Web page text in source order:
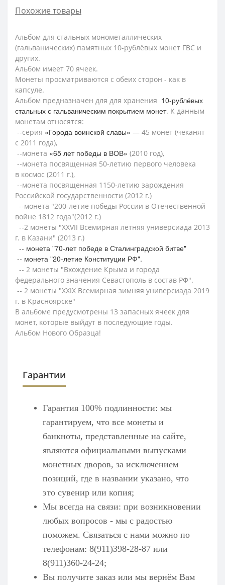
Похожие товары
Альбом для стальных монометаллических
(гальванических) памятных 10-рублёвых монет ГВС и
других.
Альбом имеет 70 ячеек.
Монеты просматриваются с обеих сторон - как в
капсуле.
Альбом предназначен для для хранения 10-рублёвых
стальных с гальваническим покрытием монет. К данным
монетам относятся:
--серия «Города воинской славы» — 45 монет (чеканят
с 2011 года),
--монета «65 лет победы в ВОВ» (2010 год),
--монета посвященная 50-летию первого человека
в космос (2011 г.),
--монета посвященная 1150-летию зарождения
Российской государственности (2012 г.)
--монета "200-летие победы России в Отечественной
войне 1812 года"(2012 г.)
--2 монеты "ХХVII Всемирная летняя универсиада 2013
г. в Казани" (2013 г.)
-- монета "70-лет победе в Сталинградской битве"
-- монета "20-летие Конституции РФ".
-- 2 монеты "Вхождение Крыма и города
федерального значения Севастополь в состав РФ".
-- 2 монеты "XXIX Всемирная зимняя универсиада 2019
г. в Красноярске"
В альбоме предусмотрены 13 запасных ячеек для
монет, которые выйдут в последующие годы.
Альбом Нового Образца!
Гарантии
Гарантия 100% подлинности: мы
гарантируем, что все монеты и
банкноты, представленные на сайте,
являются официальными выпусками
монетных дворов, за исключением
позиций, где в названии указано, что
это сувенир или копия;
Мы всегда на связи: при возникновении
любых вопросов - мы с радостью
поможем. Связаться с нами можно по
телефонам: 8(911)398-28-87 или
8(911)360-24-24;
Вы получите заказ или мы вернём Вам